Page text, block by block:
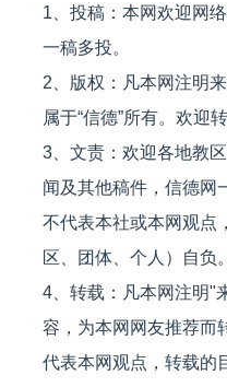
1、投稿：本网欢迎网
一稿多投。
2、版权：凡本网注明
属于“信德”所有。欢迎
3、文责：欢迎各地教
闻及其他稿件，信德网
不代表本社或本网观点
区、团体、个人）自负。
4、转载：凡本网注明"
容，为本网网友推荐而
代表本网观点，转载的